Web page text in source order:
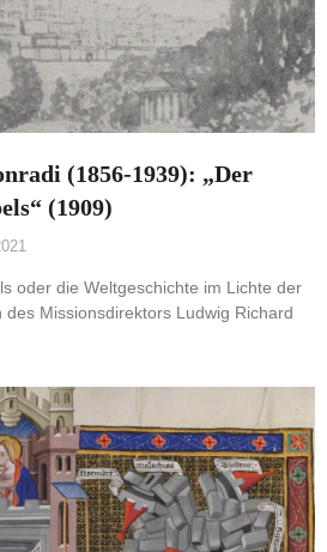
(1856-1939): „Der
(1909)
oder die Weltgeschichte im Lichte der
des Missionsdirektors Ludwig Richard